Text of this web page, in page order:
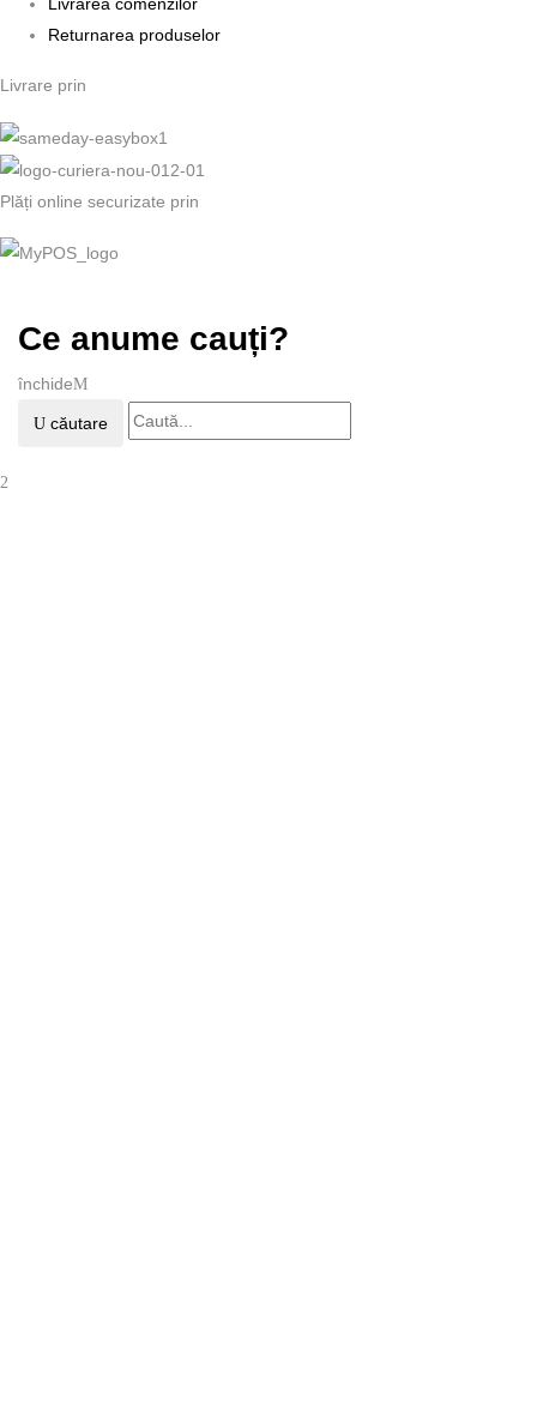
Livrarea comenzilor
Returnarea produselor
Livrare prin
Plăți online securizate prin
Ce anume cauți?
închide
căutare